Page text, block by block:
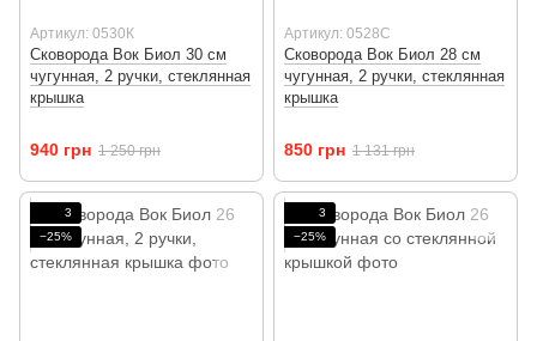
Артикул: 0530К
Сковорода Вок Биол 30 см
чугунная, 2 ручки, стеклянная
крышка
940 грн 1 250 грн
Артикул: 0528С
Сковорода Вок Биол 28 см
чугунная, 2 ручки, стеклянная
крышка
850 грн 1 131 грн
3
−25%
3
−25%